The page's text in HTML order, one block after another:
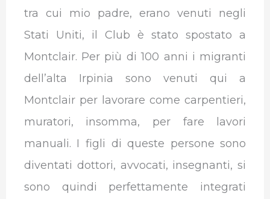
tra cui mio padre, erano venuti negli
Stati Uniti, il Club è stato spostato a
Montclair. Per più di 100 anni i migranti
dell’alta Irpinia sono venuti qui a
Montclair per lavorare come carpentieri,
muratori, insomma, per fare lavori
manuali. I figli di queste persone sono
diventati dottori, avvocati, insegnanti, si
sono quindi perfettamente integrati